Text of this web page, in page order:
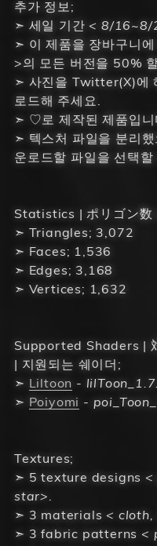
추가 정보;
➣ 세일 기간 < 8/16~8/
➣ 이 제품을 장바구니
>의 모든 버전을 50%
➣ 사진을 Twitter(X)에
로드해 주세요.
➣ ♡로 제작된 제품입니
➣ 텍스처 파일을 분리
운로드할 파일을 선택할
Statistics | ポリゴン数
➣ Triangles; 3,072
➣ Faces; 1,536
➣ Edges; 3,168
➣ Vertices; 1,632
Supported Shaders |
| 지원되는 쉐이더;
➣ Liltoon -
➣ Poiyomi -
Textures;
➣ 5 texture designs <
star>.
➣ 3 materials <
➣ 3 fabric patterns <